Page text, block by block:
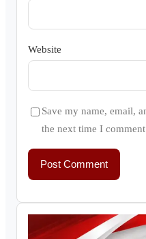
Website
Save my name, email,
the next time I